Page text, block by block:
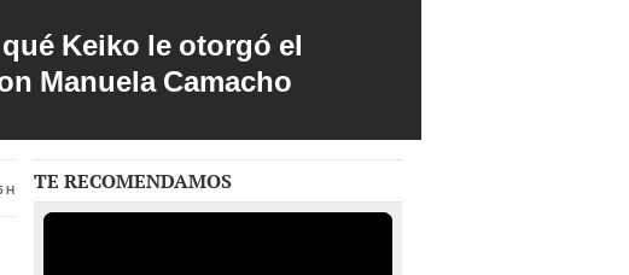
Keiko le otorgó el
Manuela Camacho
h TE RECOMENDAMOS